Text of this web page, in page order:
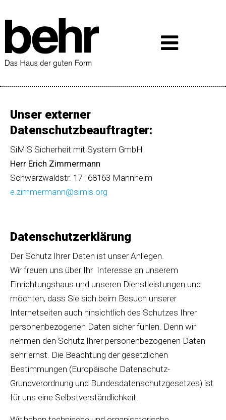
Unser externer
Datenschutzbeauftragter:
SiMiS Sicherheit mit System GmbH
Herr Erich Zimmermann
Schwarzwaldstr. 17 | 68163 Mannheim
e.zimmermann@simis.org
Datenschutz­erklärung
Der Schutz Ihrer Daten ist unser Anliegen.
Wir freuen uns über Ihr Interesse an unserem
Einrichtungshaus und unseren Dienstleistungen und
möchten, dass Sie sich beim Besuch unserer
Internetseiten auch hinsichtlich des Schutzes Ihrer
personenbezogenen Daten sicher fühlen. Denn wir
nehmen den Schutz Ihrer personenbezogenen Daten
sehr ernst. Die Beachtung der gesetzlichen
Bestimmungen (Europäische Datenschutz-
Grundverordnung und Bundesdatenschutzgesetzes) ist
für uns eine Selbstverständlichkeit.